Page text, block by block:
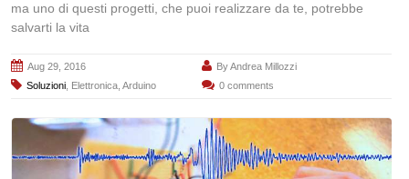
ma uno di questi progetti, che puoi realizzare da te, potrebbe
salvarti la vita
Aug 29, 2016 ByAndrea Millozzi
Soluzioni Elettronica Arduino 0 comments